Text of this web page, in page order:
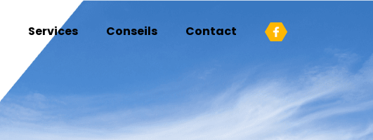
Services Conseils Contact